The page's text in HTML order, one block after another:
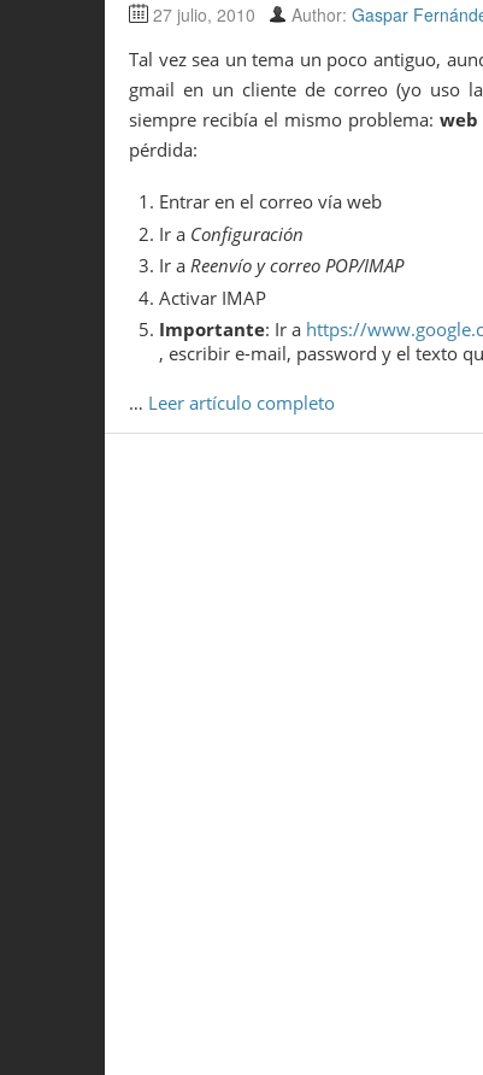
27 julio, 2010 Author: Gaspar
Tal vez sea un tema un poco antiguo,
gmail en un cliente de correo (yo uso
siempre recibía el mismo problema:
pérdida:
Entrar en el correo vía web
Ir a Configuración
Ir a Reenvío y correo POP/IMAP
Activar IMAP
Importante: Ir a https://
, escribir e-mail, password y el texto
… Leer artículo completo